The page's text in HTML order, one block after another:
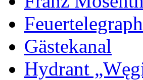
Gästekanal
Hydrant